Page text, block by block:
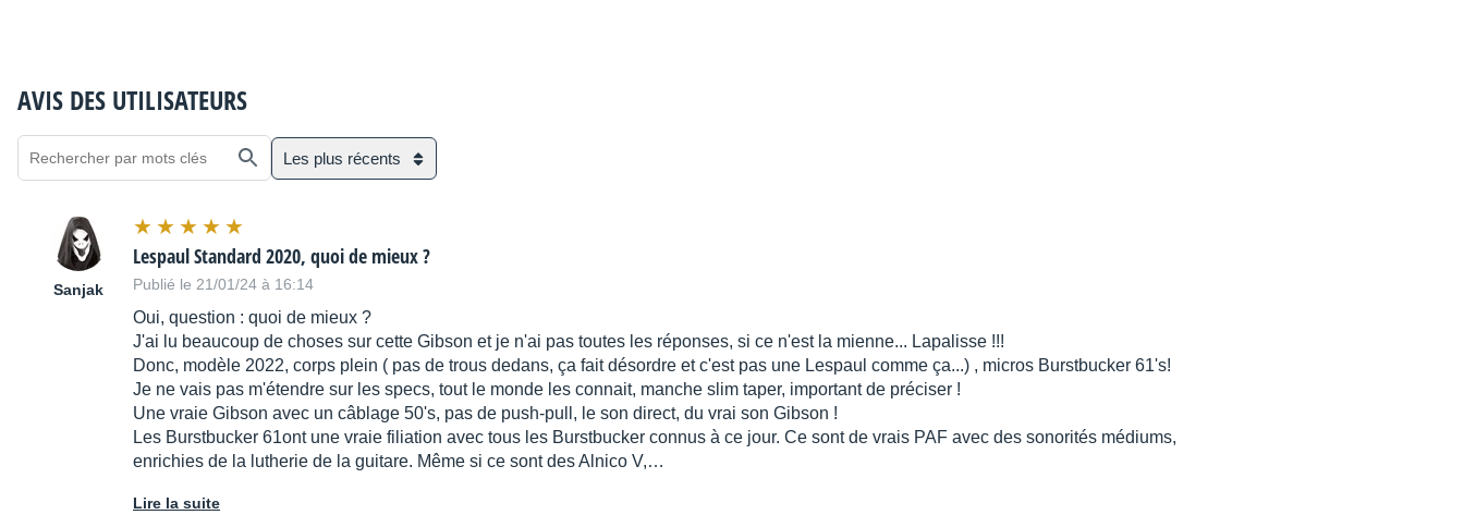
AVIS DES UTILISATEURS
Les plus récents
Sanjak
Lespaul Standard 2020, quoi de mieux ?
Publié le 21/01/24 à 16:14
Oui, question : quoi de mieux ?
J'ai lu beaucoup de choses sur cette Gibson et je n'ai pas toutes les réponses, si ce n'est la mienne... Lapalisse !!!
Donc, modèle 2022, corps plein ( pas de trous dedans, ça fait désordre et c'est pas une Lespaul comme ça...) , micros Burstbucker 61's!
Je ne vais pas m'étendre sur les specs, tout le monde les connait, manche slim taper, important de préciser !
Une vraie Gibson avec un câblage 50's, pas de push-pull, le son direct, du vrai son Gibson !
Les Burstbucker 61ont une vraie filiation avec tous les Burstbucker connus à ce jour. Ce sont de vrais PAF avec des sonorités médiums,
enrichies de la lutherie de la guitare. Même si ce sont des Alnico V,…
Lire la suite